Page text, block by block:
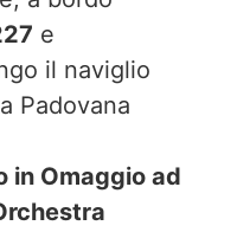
e
il naviglio
Padovana
in Omaggio ad